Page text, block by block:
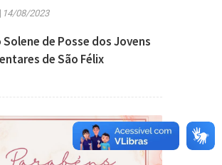
14/08/2023
Solene de Posse dos Jovens
de São Félix